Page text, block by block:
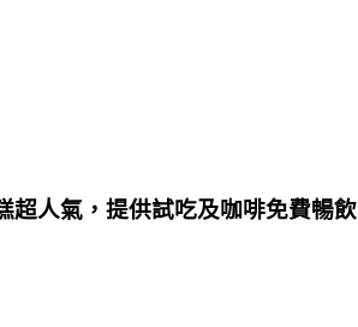
超人氣，提供試吃及咖啡免費暢飲